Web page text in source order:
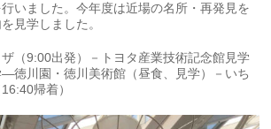
いました。今年度は近場の名所・再発見を
見学しました。
（9:00出発）－トヨタ産業技術記念館見学
―徳川園・徳川美術館（昼食、見学）－いち
帰着）